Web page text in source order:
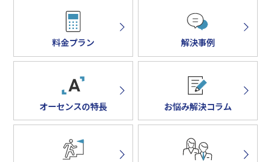
料金プラン 解決事例
オーセンスの特長 お悩み解決コラム